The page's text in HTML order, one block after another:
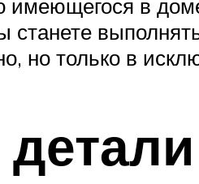
имеющегося в
станете
но только в